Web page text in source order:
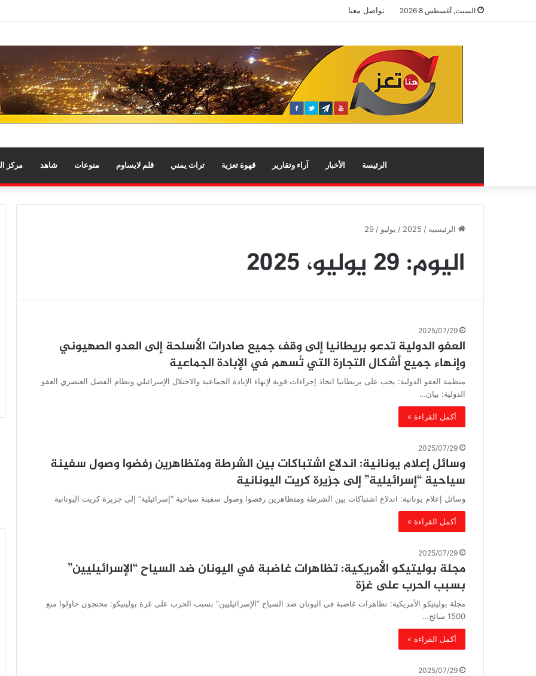
السبت, أغسطس 8 2026 تواصل معنا
الرئيسة الأخبار آراء وتقارير قهوة تعزية تراث يمني قلم لايساوم منوعات شاهد مركز
الرئيسية /
2025
/ يوليو /
29
اليوم: 29 يوليو، 2025
2025/07/29
العفو الدولية تدعو بريطانيا إلى وقف جميع صادرات الأسلحة إلى العدو الصهيوني
وإنهاء جميع أشكال التجارة التي تُسهم في الإبادة الجماعية
منظمة العفو الدولية: يجب على بريطانيا اتخاذ إجراءات قوية لإنهاء الإبادة الجماعية والاحتلال الإسرائيلي ونظام الفصل العنصري العفو
الدولية: بيان…
أكمل القراءة »
2025/07/29
وسائل إعلام يونانية: اندلاع اشتباكات بين الشرطة ومتظاهرين رفضوا وصول سفينة
سياحية “إسرائيلية” إلى جزيرة كريت اليونانية
وسائل إعلام يونانية: اندلاع اشتباكات بين الشرطة ومتظاهرين رفضوا وصول سفينة سياحية “إسرائيلية” إلى جزيرة كريت اليونانية
أكمل القراءة »
2025/07/29
مجلة بوليتيكو الأمريكية: تظاهرات غاضبة في اليونان ضد السياح “الإسرائيليين”
بسبب الحرب على غزة
مجلة بوليتيكو الأمريكية: تظاهرات غاضبة في اليونان ضد السياح “الإسرائيليين” بسبب الحرب على غزة بوليتيكو: محتجون حاولوا منع
1500 سائح…
أكمل القراءة »
2025/07/29